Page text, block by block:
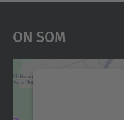
On Som